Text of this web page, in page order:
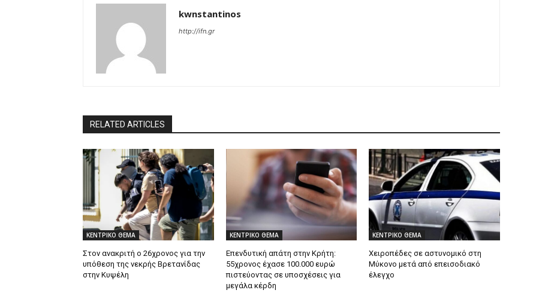
kwnstantinos
http://ifn.gr
RELATED ARTICLES
ΚΕΝΤΡΙΚΟ ΘΕΜΑ
Στον ανακριτή ο 26χρονος για την
υπόθεση της νεκρής Βρετανίδας
στην Κυψέλη
ΚΕΝΤΡΙΚΟ ΘΕΜΑ
Επενδυτική απάτη στην Κρήτη:
55χρονος έχασε 100.000 ευρώ
πιστεύοντας σε υποσχέσεις για
μεγάλα κέρδη
ΚΕΝΤΡΙΚΟ ΘΕΜΑ
Χειροπέδες σε αστυνομικό στη
Μύκονο μετά από επεισοδιακό
έλεγχο